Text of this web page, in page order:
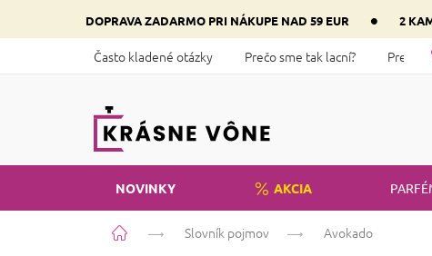
obsah
DOPRAVA ZADARMO PRI NÁKUPE NAD 59 EUR • 2
Často kladené otázky Prečo sme tak lacní?
NOVINKY AKCIA
Domov Slovník pojmov Avokado